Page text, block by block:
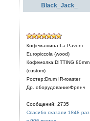
Black_Jack_
Кофемашина:La Pavoni
Europiccola (wood)
Кофемолка:DITTING 80mm
(custom)
Ростер:Drum IR-roaster
Др. оборудованиеФренч
Сообщений: 2735
Спасибо сказали 1848 раз